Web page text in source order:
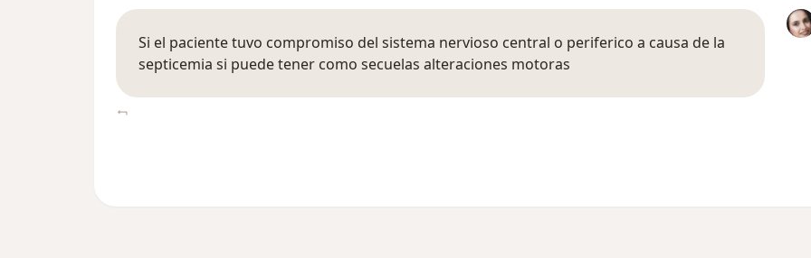
Si el paciente tuvo compromiso del sistema nervioso central o periferico a causa de la
septicemia si puede tener como secuelas alteraciones motoras